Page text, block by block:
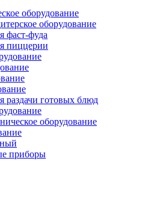
оборудование
оборудование
фаст-фуда
пиццерии
раздачи готовых блюд
оборудование
приборы